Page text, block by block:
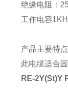
绝缘电阻：
工作电容
产品主要特点
此电缆适合
RE-2Y(St)Y